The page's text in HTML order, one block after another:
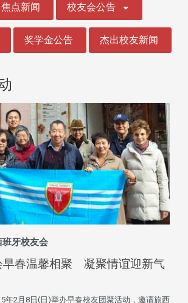
焦点新闻 校友会公告
奖学金公告 杰出校友新闻
班牙校友会
早春温馨相聚 凝聚情谊迎新气
年2月8日(日)举办早春校友团聚活动，邀请旅西